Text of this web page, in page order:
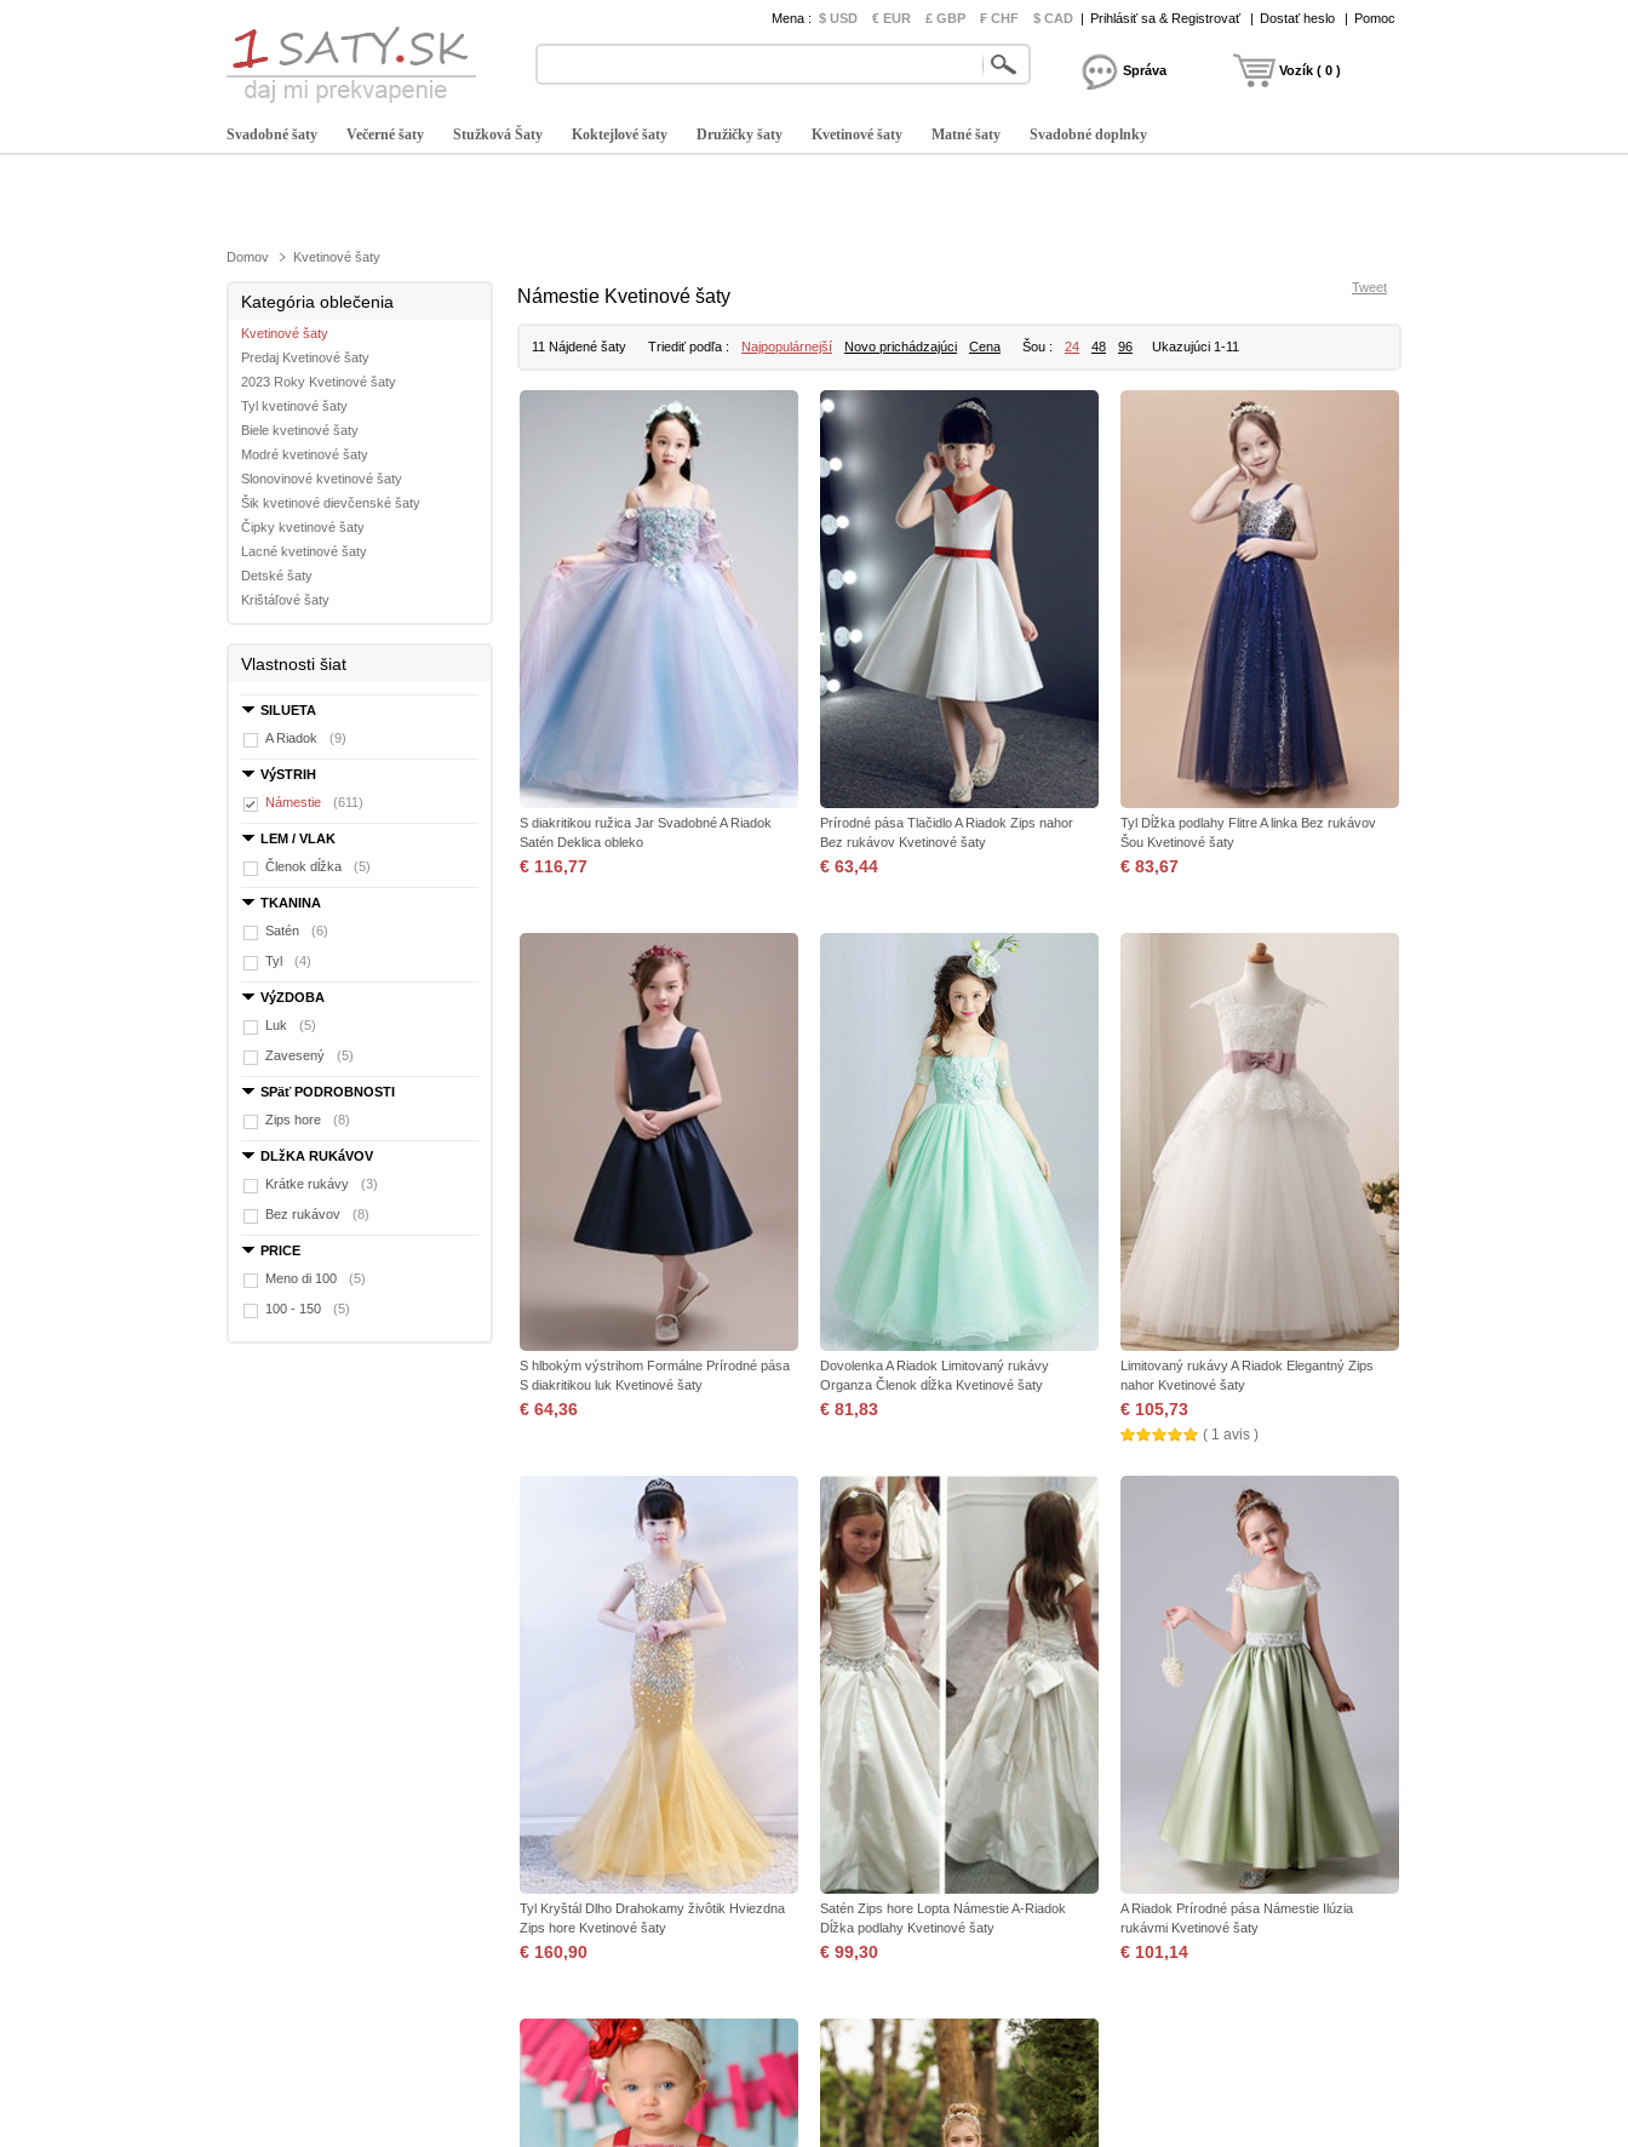
Mena : $ USD € EUR £ GBP ₣ CHF $ CAD | Prihlásiť sa & Registrovať | Dostať heslo | Pomoc
Správa Vozík ( 0 )
Svadobné šaty Večerné šaty Stužková Šaty Koktejlové šaty Družičky šaty Kvetinové šaty Matné šaty Svadobné doplnky
Domov Kvetinové šaty
Kategória oblečenia
Kvetinové šaty
Predaj Kvetinové šaty
2023 Roky Kvetinové šaty
Tyl kvetinové šaty
Biele kvetinové šaty
Modré kvetinové šaty
Slonovinové kvetinové šaty
Šik kvetinové dievčenské šaty
Čipky kvetinové šaty
Lacné kvetinové šaty
Detské šaty
Krištáľové šaty
Vlastnosti šiat
SILUETA
A Riadok
(9)
VýSTRIH
Námestie
(611)
LEM / VLAK
Členok dĺžka
(5)
TKANINA
Satén
(6)
Tyl (4)
VýZDOBA
Luk
(5)
Zavesený (5)
SPäť PODROBNOSTI
Zips hore
(8)
DLžKA RUKáVOV
Krátke rukávy
(3)
Bez rukávov (8)
PRICE
Meno di 100
(5)
100 - 150 (5)
Námestie Kvetinové šaty Tweet
11 Nájdené šaty Triediť podľa : Najpopulárnejší Novo prichádzajúci Cena Šou : 24 48 96 Ukazujúci 1-11
S diakritikou ružica Jar Svadobné A Riadok
Satén Deklica obleko
€ 116,77
Prírodné pása Tlačidlo A Riadok Zips nahor
Bez rukávov Kvetinové šaty
€ 63,44
Tyl Dĺžka podlahy Flitre A linka Bez rukávov
Šou Kvetinové šaty
€ 83,67
S hlbokým výstrihom Formálne Prírodné pása
S diakritikou luk Kvetinové šaty
€ 64,36
Dovolenka A Riadok Limitovaný rukávy
Organza Členok dĺžka Kvetinové šaty
€ 81,83
Limitovaný rukávy A Riadok Elegantný Zips
nahor Kvetinové šaty
€ 105,73
( 1 avis )
Tyl Kryštál Dlho Drahokamy živôtik Hviezdna
Zips hore Kvetinové šaty
€ 160,90
Satén Zips hore Lopta Námestie A-Riadok
Dĺžka podlahy Kvetinové šaty
€ 99,30
A Riadok Prírodné pása Námestie Ilúzia
rukávmi Kvetinové šaty
€ 101,14